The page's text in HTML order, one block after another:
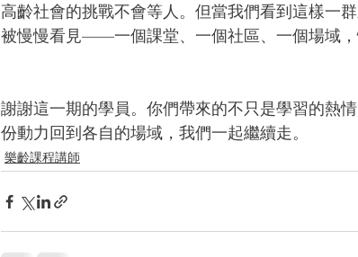
高齡社會的挑戰不會等人。但當我們看到這樣一
被慢慢看見——一個課堂、一個社區、一個場域，
謝謝這一期的學員。你們帶來的不只是學習的熱
份動力回到各自的場域，我們一起繼續走。
樂齡課程講師